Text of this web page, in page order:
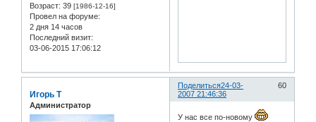
Возраст: 39 [1986-12-16]
Провел на форуме:
2 дня 14 часов
Последний визит:
03-06-2015 17:06:12
Поделиться 60
24-03-
2007 21:46:36
Игорь Т
Администратор
У нас все по-новому